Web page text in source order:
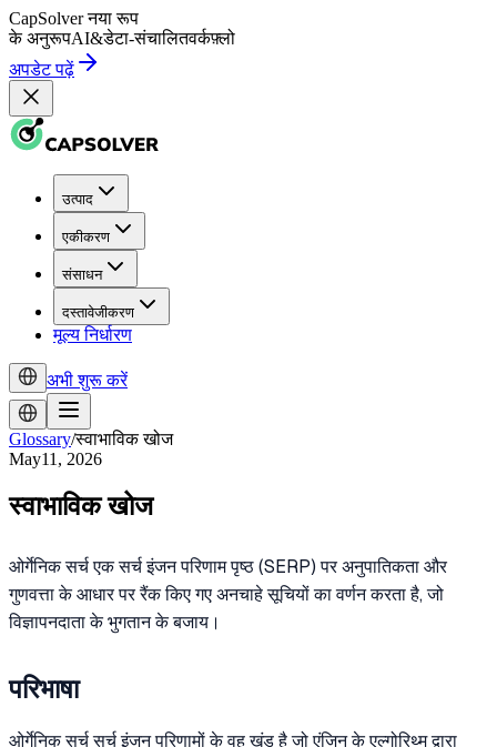
CapSolver नया रूप
के अनुरूपAI&डेटा-संचालितवर्कफ़्लो
अपडेट पढ़ें
उत्पाद
एकीकरण
संसाधन
दस्तावेजीकरण
मूल्य निर्धारण
अभी शुरू करें
Glossary/स्वाभाविक खोज
May11, 2026
स्वाभाविक खोज
ओर्गेनिक सर्च एक सर्च इंजन परिणाम पृष्ठ (SERP) पर अनुपातिकता और
गुणवत्ता के आधार पर रैंक किए गए अनचाहे सूचियों का वर्णन करता है, जो
विज्ञापनदाता के भुगतान के बजाय।
परिभाषा
ओर्गेनिक सर्च सर्च इंजन परिणामों के वह खंड है जो एंजिन के एल्गोरिथ्म द्वारा